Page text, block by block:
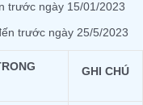
trước ngày 15/01/2023
trước ngày 25/5/2023
GHI CHÚ